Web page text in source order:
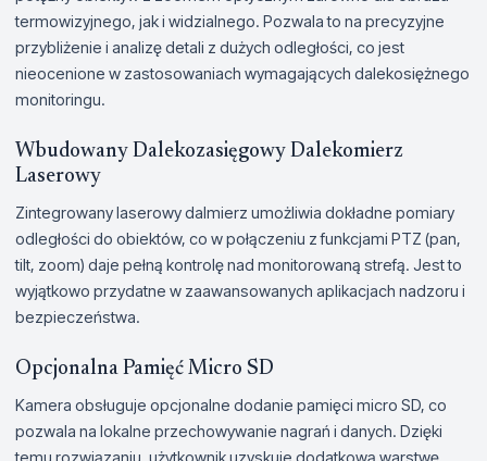
termowizyjnego, jak i widzialnego. Pozwala to na precyzyjne
przybliżenie i analizę detali z dużych odległości, co jest
nieocenione w zastosowaniach wymagających dalekosiężnego
monitoringu.
Wbudowany Dalekozasięgowy Dalekomierz
Laserowy
Zintegrowany laserowy dalmierz umożliwia dokładne pomiary
odległości do obiektów, co w połączeniu z funkcjami PTZ (pan,
tilt, zoom) daje pełną kontrolę nad monitorowaną strefą. Jest to
wyjątkowo przydatne w zaawansowanych aplikacjach nadzoru i
bezpieczeństwa.
Opcjonalna Pamięć Micro SD
Kamera obsługuje opcjonalne dodanie pamięci micro SD, co
pozwala na lokalne przechowywanie nagrań i danych. Dzięki
temu rozwiązaniu, użytkownik uzyskuje dodatkową warstwę